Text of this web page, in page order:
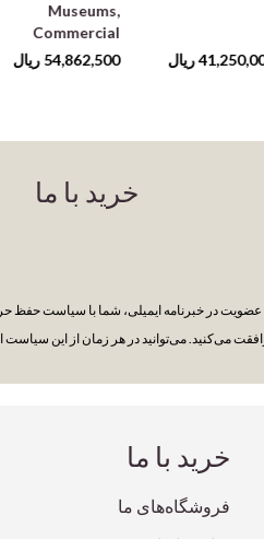
ریال
Museums,
Commercial
Galleries,
Independent
54,862,500 ریال
خرید با ما
عضویت در خبرنامه ایمیلی، شما با سیاست
می‌کنید. می‌توانید در هر زمان از این سیاست
خرید با ما
فروشگاه‌های ما